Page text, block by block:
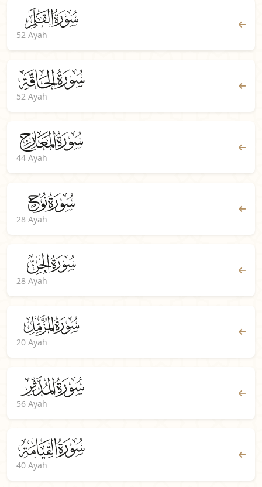
52 Ayah
52 Ayah
44 Ayah
28 Ayah
28 Ayah
20 Ayah
56 Ayah
40 Ayah